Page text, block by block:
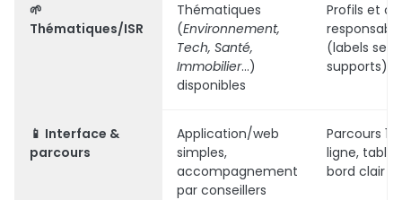
🌱
Thématiques/ISR
Thématiques
(Environnement,
Tech, Santé,
Immobilier...)
disponibles
Profils et
(labels
supports)
📱 Interface &
parcours
Application/web
simples,
accompagnement
par conseillers
Parcours
ligne,
bord clair